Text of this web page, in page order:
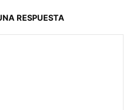
RESPUESTA